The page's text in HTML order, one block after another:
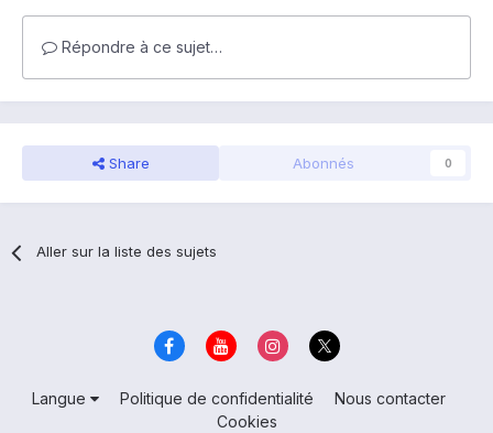
Répondre à ce sujet…
Share Abonnés 0
Aller sur la liste des sujets
Langue Politique de confidentialité
Nous contacter
Cookies